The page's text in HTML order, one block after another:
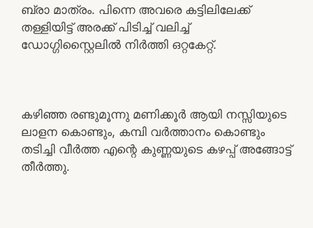
ബ്രാ മാത്രം. പിന്നെ അവരെ കട്ടിലിലേക്ക്
തള്ളിയിട്ട് അരക്ക് പിടിച്ച് വലിച്ച്
ഡോഗ്ഗിസ്റ്റൈലിൽ നിർത്തി ഒറ്റകേറ്റ്.
കഴിഞ്ഞ രണ്ടുമൂന്നു മണിക്കൂർ ആയി നസ്സിയുടെ
ലാളന കൊണ്ടും, കമ്പി വർത്താനം കൊണ്ടും
തടിച്ചി വീർത്ത എന്റെ കുണ്ണയുടെ കഴപ്പ് അങ്ങോട്ട്
തീർത്തു.